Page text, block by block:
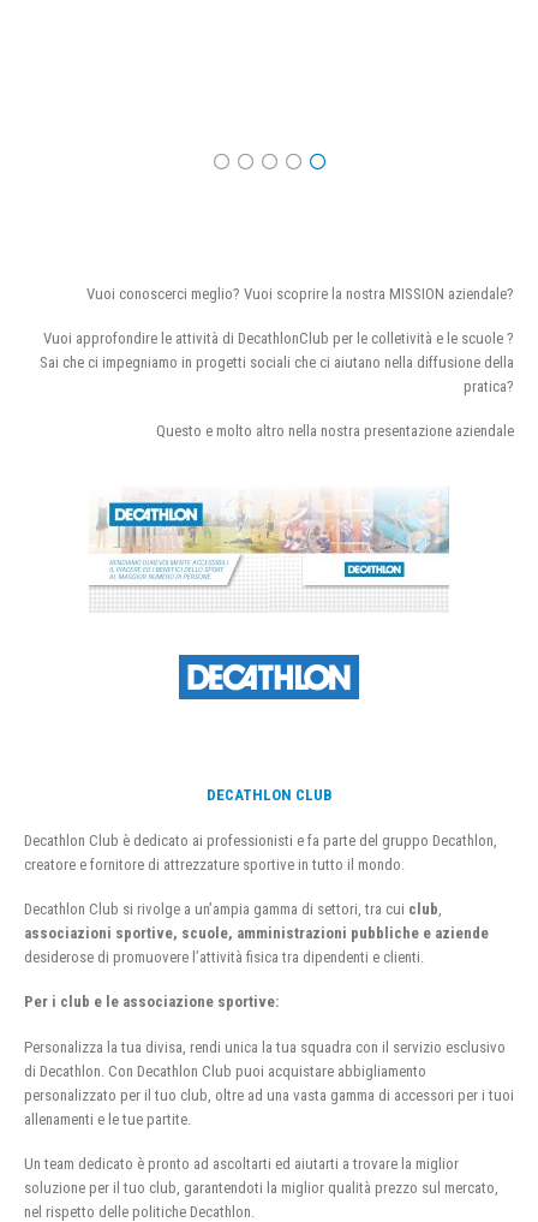
Vuoi conoscerci meglio? Vuoi scoprire la nostra MISSION aziendale?
Vuoi approfondire le attività di DecathlonClub per le colletività e le scuole ?
Sai che ci impegniamo in progetti sociali che ci aiutano nella diffusione della
pratica?
Questo e molto altro nella nostra presentazione aziendale
DECATHLON CLUB
Decathlon Club è dedicato ai professionisti e fa parte del gruppo Decathlon,
creatore e fornitore di attrezzature sportive in tutto il mondo.
Decathlon Club si rivolge a un’ampia gamma di settori, tra cui club
associazioni sportive, scuole, amministrazioni pubbliche e aziende
desiderose di promuovere l’attività fisica tra dipendenti e clienti.
Per i club e le associazione sportive:
Personalizza la tua divisa, rendi unica la tua squadra con il servizio esclusivo
di Decathlon. Con Decathlon Club puoi acquistare abbigliamento
personalizzato per il tuo club, oltre ad una vasta gamma di accessori per i tuoi
allenamenti e le tue partite.
Un team dedicato è pronto ad ascoltarti ed aiutarti a trovare la miglior
soluzione per il tuo club, garantendoti la miglior qualità prezzo sul mercato,
nel rispetto delle politiche Decathlon.